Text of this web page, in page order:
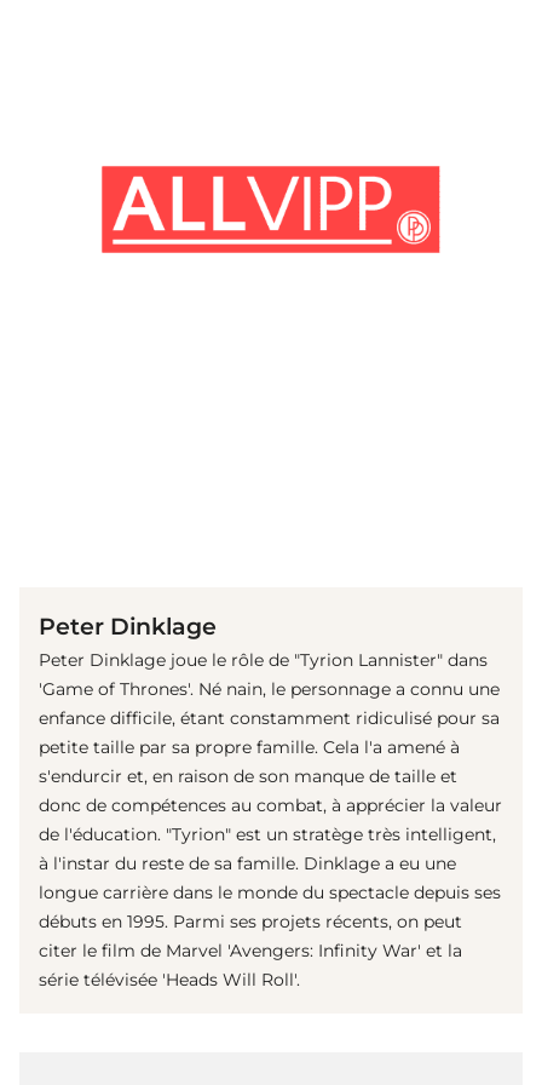
Peter Dinklage
Peter Dinklage joue le rôle de "Tyrion Lannister" dans
'Game of Thrones'. Né nain, le personnage a connu une
enfance difficile, étant constamment ridiculisé pour sa
petite taille par sa propre famille. Cela l'a amené à
s'endurcir et, en raison de son manque de taille et
donc de compétences au combat, à apprécier la valeur
de l'éducation. "Tyrion" est un stratège très intelligent,
à l'instar du reste de sa famille. Dinklage a eu une
longue carrière dans le monde du spectacle depuis ses
débuts en 1995. Parmi ses projets récents, on peut
citer le film de Marvel 'Avengers: Infinity War' et la
série télévisée 'Heads Will Roll'.